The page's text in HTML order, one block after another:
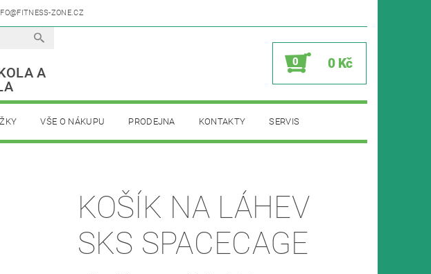
ZONE.CZ
A
0 0 Kč
VŠE O NÁKUPU PRODEJNA KONTAKTY SERVIS
KOŠÍK NA LÁHEV
SKS SPACECAGE